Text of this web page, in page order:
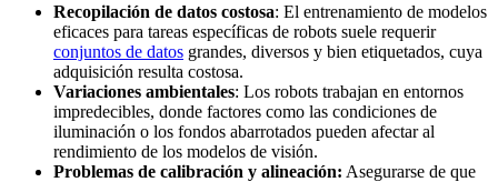
Recopilación de datos costosa: El entrenamiento de modelos
eficaces para tareas específicas de robots suele requerir
conjuntos de datos grandes, diversos y bien etiquetados, cuya
adquisición resulta costosa.
Variaciones ambientales: Los robots trabajan en entornos
impredecibles, donde factores como las condiciones de
iluminación o los fondos abarrotados pueden afectar al
rendimiento de los modelos de visión.
Problemas de calibración y alineación: Asegurarse de que